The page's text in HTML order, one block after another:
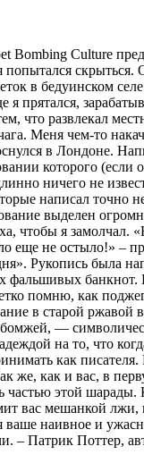
Bombing Culture
попытался
в бедуинском
я прятался,
что развлекал
Меня чем-то
в Лондоне.
которого (если
ничего не
написал точно
выделен
чтобы я замолчал.
еще не остыло!» –
Рукопись была
фальшивых банкнот.
помню, как
в старой ржавой
—
на то, что
как
же, как и вас, в
частью этой шарады.
вас мешанкой лжи,
ваше наивное и
– Патрик Поттер,